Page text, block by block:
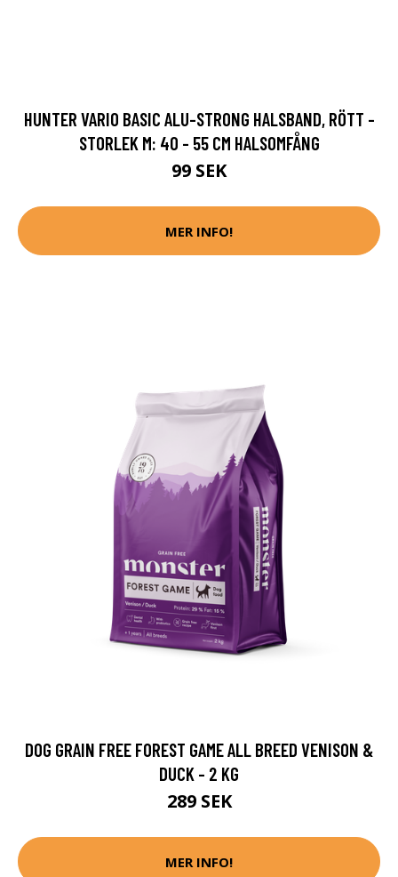
HUNTER VARIO BASIC ALU-STRONG HALSBAND, RÖTT -
STORLEK M: 40 - 55 CM HALSOMFÅNG
99 SEK
MER INFO!
DOG GRAIN FREE FOREST GAME ALL BREED VENISON &
DUCK - 2 KG
289 SEK
MER INFO!